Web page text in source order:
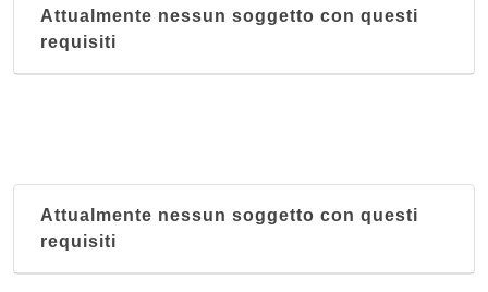
Attualmente nessun soggetto con questi
requisiti
Attualmente nessun soggetto con questi
requisiti